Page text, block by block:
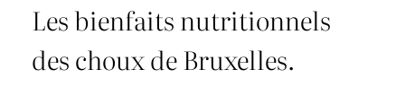
Les bienfaits nutritionnels
des choux de Bruxelles.